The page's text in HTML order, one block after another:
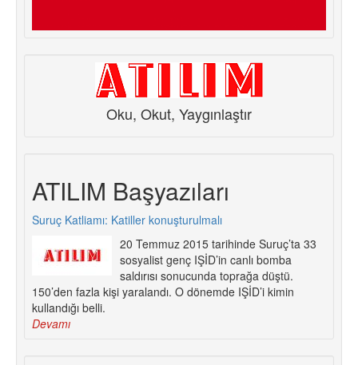
Oku, Okut, Yaygınlaştır
ATILIM Başyazıları
Suruç Katliamı: Katiller konuşturulmalı
20 Temmuz 2015 tarihinde Suruç’ta 33
sosyalist genç IŞİD’in canlı bomba
saldırısı sonucunda toprağa düştü.
150’den fazla kişi yaralandı. O dönemde IŞİD’i kimin
kullandığı belli.
Devamı